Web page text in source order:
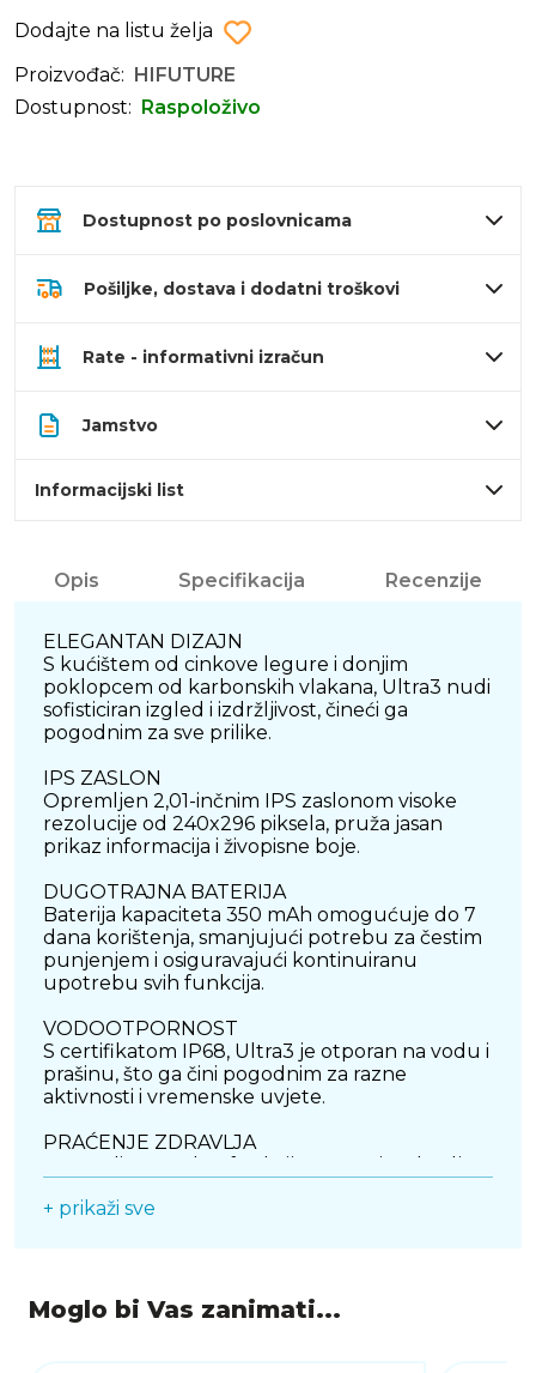
Dodajte na listu želja
Proizvođač:
HIFUTURE
Dostupnost:
Raspoloživo
Dostupnost po poslovnicama
Pošiljke, dostava i dodatni troškovi
Rate - informativni izračun
Jamstvo
Informacijski list
Opis Specifikacija Recenzije
ELEGANTAN DIZAJN
S kućištem od cinkove legure i donjim
poklopcem od karbonskih vlakana, Ultra3 nudi
sofisticiran izgled i izdržljivost, čineći ga
pogodnim za sve prilike.
IPS ZASLON
Opremljen 2,01-inčnim IPS zaslonom visoke
rezolucije od 240x296 piksela, pruža jasan
prikaz informacija i živopisne boje.
DUGOTRAJNA BATERIJA
Baterija kapaciteta 350 mAh omogućuje do 7
dana korištenja, smanjujući potrebu za čestim
punjenjem i osiguravajući kontinuiranu
upotrebu svih funkcija.
VODOOTPORNOST
S certifikatom IP68, Ultra3 je otporan na vodu i
prašinu, što ga čini pogodnim za razne
aktivnosti i vremenske uvjete.
PRAĆENJE ZDRAVLJA
kvalitete sna, praćenje krvnog tlaka i razine
SPORTSKI NAČINI RADA
Podržava više od 100 sportskih načina rada,
+ prikaži sve
Moglo bi Vas zanimati...